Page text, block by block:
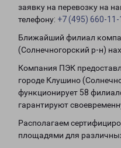
заявку на перевозку на
телефону: +7 (495) 660-11-
Ближайший филиал
(Солнечногорский р-н)
Компания ПЭК
городе Клушино
функционирует 58
гарантируют
Располагаем
площадями для